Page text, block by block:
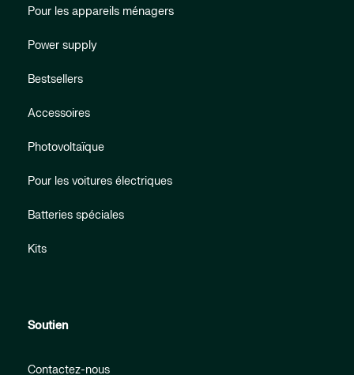
Pour les appareils ménagers
Power supply
Bestsellers
Accessoires
Photovoltaïque
Pour les voitures électriques
Batteries spéciales
Kits
Soutien
Contactez-nous